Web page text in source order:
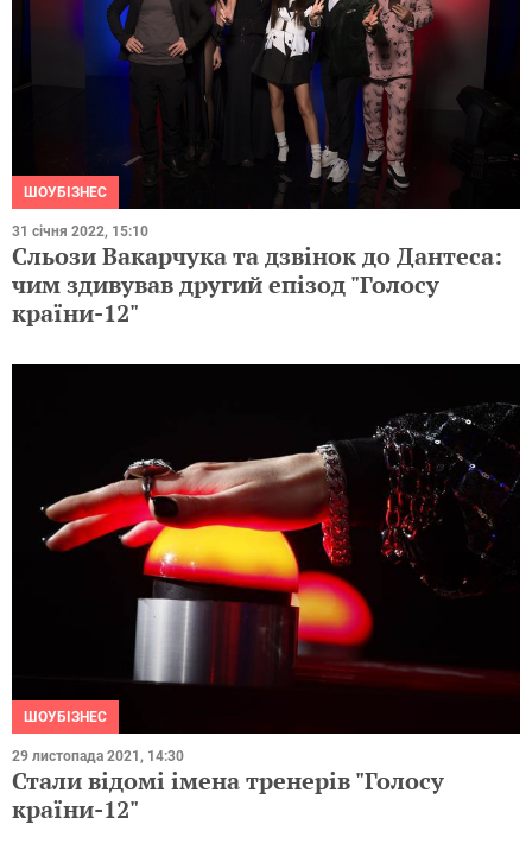
ШОУБІЗНЕС
31 січня 2022, 15:10
Сльози Вакарчука та дзвінок до Дантеса:
чим здивував другий епізод "Голосу
країни-12"
ШОУБІЗНЕС
29 листопада 2021, 14:30
Стали відомі імена тренерів "Голосу
країни-12"